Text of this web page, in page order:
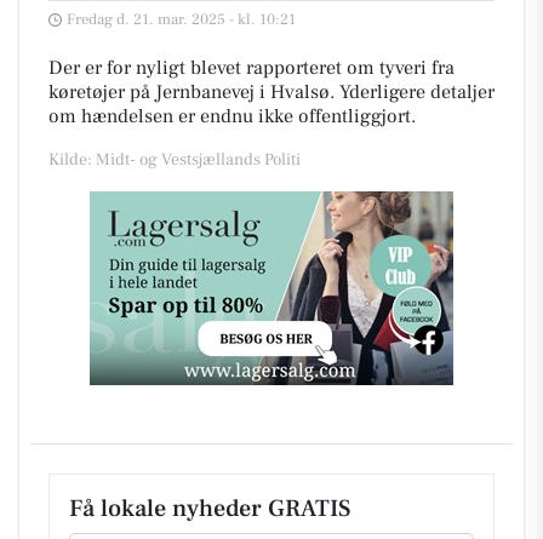
Fredag d. 21. mar. 2025 - kl. 10:21
Der er for nyligt blevet rapporteret om tyveri fra
køretøjer på Jernbanevej i Hvalsø. Yderligere detaljer
om hændelsen er endnu ikke offentliggjort.
Kilde: Midt- og Vestsjællands Politi
Få lokale nyheder GRATIS